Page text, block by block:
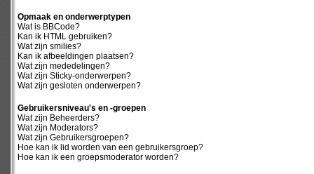
Opmaak en onderwerptypen
Wat is BBCode?
Kan ik HTML gebruiken?
Wat zijn smilies?
Kan ik afbeeldingen plaatsen?
Wat zijn mededelingen?
Wat zijn Sticky-onderwerpen?
Wat zijn gesloten onderwerpen?
Gebruikersniveau's en -groepen
Wat zijn Beheerders?
Wat zijn Moderators?
Wat zijn Gebruikersgroepen?
Hoe kan ik lid worden van een gebruikersgroep?
Hoe kan ik een groepsmoderator worden?